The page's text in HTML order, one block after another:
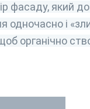
фасаду, який
одночасно і
органічно